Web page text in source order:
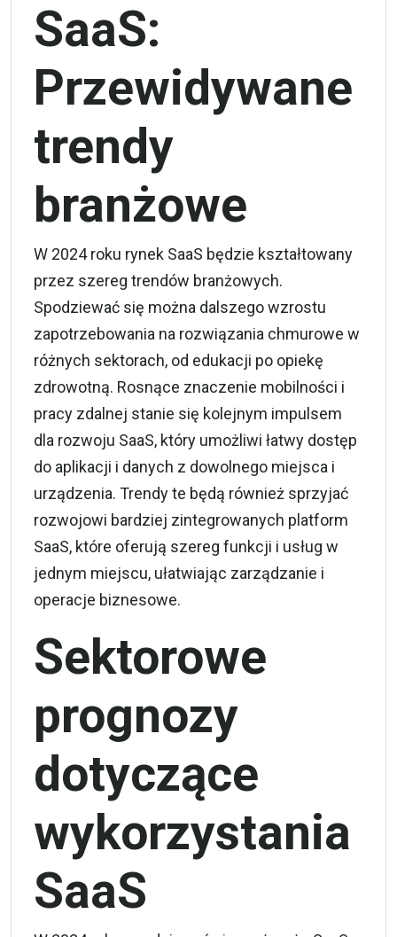
SaaS:
Przewidywane
trendy
branżowe
W 2024 roku rynek SaaS będzie kształtowany
przez szereg trendów branżowych.
Spodziewać się można dalszego wzrostu
zapotrzebowania na rozwiązania chmurowe w
różnych sektorach, od edukacji po opiekę
zdrowotną. Rosnące znaczenie mobilności i
pracy zdalnej stanie się kolejnym impulsem
dla rozwoju SaaS, który umożliwi łatwy dostęp
do aplikacji i danych z dowolnego miejsca i
urządzenia. Trendy te będą również sprzyjać
rozwojowi bardziej zintegrowanych platform
SaaS, które oferują szereg funkcji i usług w
jednym miejscu, ułatwiając zarządzanie i
operacje biznesowe.
Sektorowe
prognozy
dotyczące
wykorzystania
SaaS